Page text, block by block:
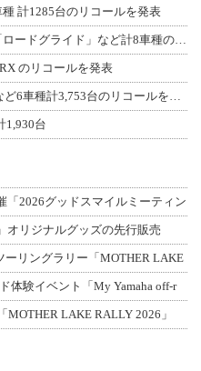
計1285台のリコールを発表
【ハーレー】「スポーツスターS」「ロードグライド」など計8車種のリコールを発表
のリコールを発表
【トライアンフ】ボンネビル T100 など6車種計3,753台のリコールを発表
1,930台
「2026グッドスマイルミーティン
オリジナルグッズの先行販売
リングラリー「MOTHER LAKE
体験イベント「My Yamaha off-r
LAKE RALLY 2026」